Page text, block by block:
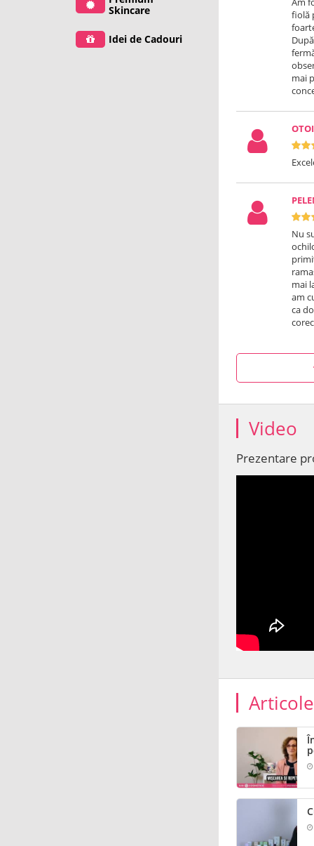
Skincare
Idei de Cadouri
fiolă
mai
Nu
mai
am
ca
Video
Prezentare